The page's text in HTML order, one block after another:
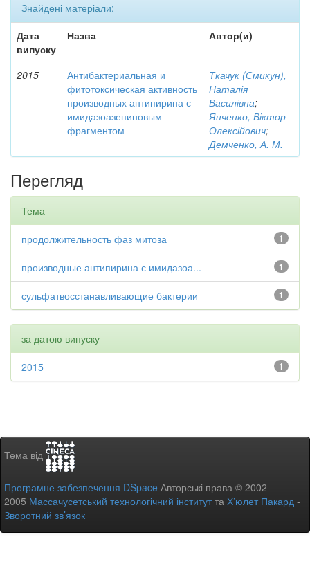
Знайдені матеріали:
Дата
випуску
Назва Автор(и)
2015
Антибактериальная и
фитотоксическая активность
производных антипирина с
имидазоазепиновым
фрагментом
Ткачук (Смикун),
Наталія
Василівна;
Янченко, Віктор
Олексійович;
Демченко, А. М.
Перегляд
Тема
1
продолжительность фаз митоза
1
производные антипирина с имидазоа...
1
сульфатвосстанавливающие бактерии
за датою випуску
1
2015
Тема від
Програмне забезпечення DSpace Авторські права © 2002-
2005 Массачусетський технологічний інститутта Х’юлет Пакард -
Зворотний зв’язок